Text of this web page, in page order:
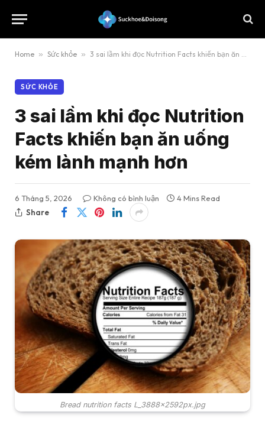
Home » Sức khỏe » 3 sai lầm khi đọc Nutrition Facts khiến bạn ăn uống kém lành mạnh hơn
SỨC KHỎE
3 sai lầm khi đọc Nutrition
Facts khiến bạn ăn uống
kém lành mạnh hơn
6 Tháng 5, 2026 Không có bình luận
4 Mins Read
Share
Bread nutrition facts L_3888x2592px.jpg